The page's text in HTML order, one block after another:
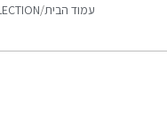
עמוד הבית